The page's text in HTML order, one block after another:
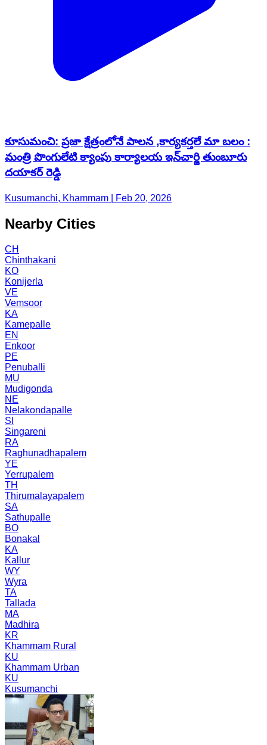
కూసుమంచి: ప్రజా క్షేత్రంలోనే పాలన ,కార్యకర్తలే మా బలం :
మంత్రి పొంగులేటి క్యాంపు కార్యాలయ ఇన్‌చార్జి తుంబూరు
దయాకర్ రెడ్డి
Kusumanchi, Khammam | Feb 20, 2026
Nearby Cities
CH
Chinthakani
KO
Konijerla
VE
Vemsoor
KA
Kamepalle
EN
Enkoor
PE
Penuballi
MU
Mudigonda
NE
Nelakondapalle
SI
Singareni
RA
Raghunadhapalem
YE
Yerrupalem
TH
Thirumalayapalem
SA
Sathupalle
BO
Bonakal
KA
Kallur
WY
Wyra
TA
Tallada
MA
Madhira
KR
Khammam Rural
KU
Khammam Urban
KU
Kusumanchi